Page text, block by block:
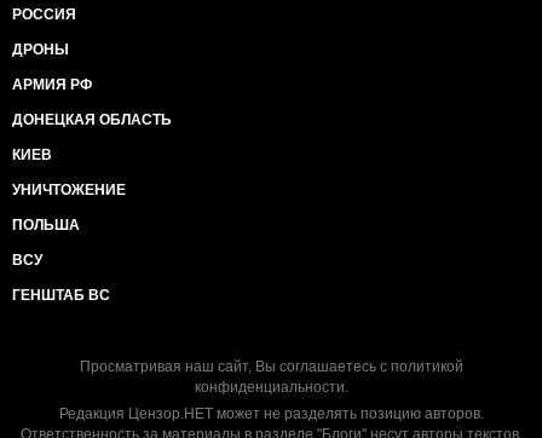
РОССИЯ
ДРОНЫ
АРМИЯ РФ
ДОНЕЦКАЯ ОБЛАСТЬ
КИЕВ
УНИЧТОЖЕНИЕ
ПОЛЬША
ВСУ
ГЕНШТАБ ВС
Просматривая наш сайт, Вы соглашаетесь с политикой
конфиденциальности.
Редакция Цензор.НЕТ может не разделять позицию авторов.
Ответственность за материалы в разделе "Блоги" несут авторы текстов.